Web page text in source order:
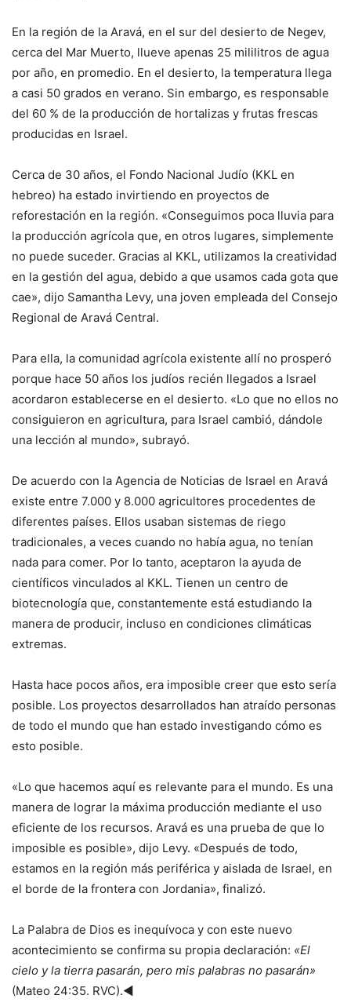
En la región de la Aravá, en el sur del desierto de Negev,
cerca del Mar Muerto, llueve apenas 25 mililitros de agua
por año, en promedio. En el desierto, la temperatura llega
a casi 50 grados en verano. Sin embargo, es responsable
del 60 % de la producción de hortalizas y frutas frescas
producidas en Israel.
Cerca de 30 años, el Fondo Nacional Judío (KKL en
hebreo) ha estado invirtiendo en proyectos de
reforestación en la región. «Conseguimos poca lluvia para
la producción agrícola que, en otros lugares, simplemente
no puede suceder. Gracias al KKL, utilizamos la creatividad
en la gestión del agua, debido a que usamos cada gota que
cae», dijo Samantha Levy, una joven empleada del Consejo
Regional de Aravá Central.
Para ella, la comunidad agrícola existente allí no prosperó
porque hace 50 años los judíos recién llegados a Israel
acordaron establecerse en el desierto. «Lo que no ellos no
consiguieron en agricultura, para Israel cambió, dándole
una lección al mundo», subrayó.
De acuerdo con la Agencia de Noticias de Israel en Aravá
existe entre 7.000 y 8.000 agricultores procedentes de
diferentes países. Ellos usaban sistemas de riego
tradicionales, a veces cuando no había agua, no tenían
nada para comer. Por lo tanto, aceptaron la ayuda de
científicos vinculados al KKL. Tienen un centro de
biotecnología que, constantemente está estudiando la
manera de producir, incluso en condiciones climáticas
extremas.
Hasta hace pocos años, era imposible creer que esto sería
posible. Los proyectos desarrollados han atraído personas
de todo el mundo que han estado investigando cómo es
esto posible.
«Lo que hacemos aquí es relevante para el mundo. Es una
manera de lograr la máxima producción mediante el uso
eficiente de los recursos. Aravá es una prueba de que lo
imposible es posible», dijo Levy. «Después de todo,
estamos en la región más periférica y aislada de Israel, en
el borde de la frontera con Jordania», finalizó.
La Palabra de Dios es inequívoca y con este nuevo
acontecimiento se confirma su propia declaración: «El
cielo y la tierra pasarán, pero mis palabras no pasarán»
(Mateo 24:35. RVC).◄